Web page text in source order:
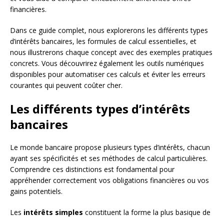
financières.
Dans ce guide complet, nous explorerons les différents types
d’intérêts bancaires, les formules de calcul essentielles, et
nous illustrerons chaque concept avec des exemples pratiques
concrets. Vous découvrirez également les outils numériques
disponibles pour automatiser ces calculs et éviter les erreurs
courantes qui peuvent coûter cher.
Les différents types d’intérêts
bancaires
Le monde bancaire propose plusieurs types d’intérêts, chacun
ayant ses spécificités et ses méthodes de calcul particulières.
Comprendre ces distinctions est fondamental pour
appréhender correctement vos obligations financières ou vos
gains potentiels.
Les intérêts simples constituent la forme la plus basique de